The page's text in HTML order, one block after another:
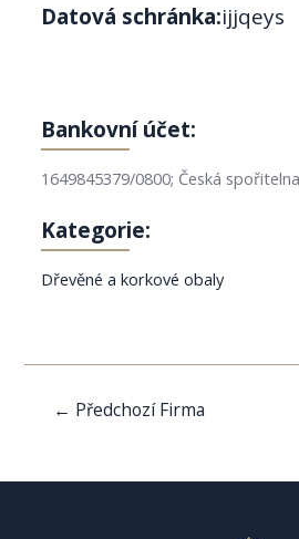
Datová schránka:ijjqeys
Bankovní účet:
1649845379/0800; Česká
Kategorie:
Dřevěné a korkové obaly
Navigace
← Předchozí Firma